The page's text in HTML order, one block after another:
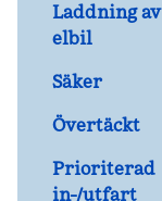
Laddning av
elbil
Säker
Övertäckt
Prioriterad
in-/utfart